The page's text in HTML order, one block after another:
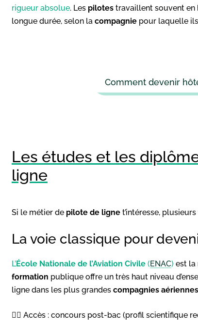
rigueur absolue. Les pilotes travaillent souvent en
longue durée, selon la compagnie pour laquelle
Comment devenir
Les études et les
ligne
Si le métier de pilote de ligne t’intéresse,
La voie classique pour
L’École Nationale de l’Aviation Civile (ENAC) est la
formation publique offre un très haut niveau
ligne dans les plus grandes compagnies aériennes
👉🏻 Accès : concours post-bac (profil scientifique